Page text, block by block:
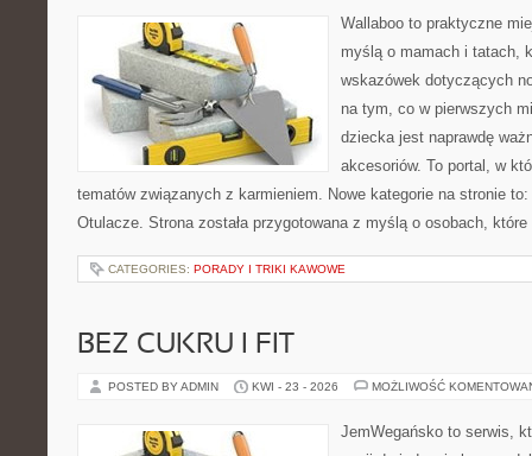
Wallaboo to praktyczne
myślą o mamach i tatach,
wskazówek dotyczących
na tym, co w pierwszych
dziecka jest naprawdę
akcesoriów. To portal, w
tematów związanych z karmieniem. Nowe kategorie na stronie
Otulacze. Strona została przygotowana z myślą o osobach,
CATEGORIES: PORADY I TRIKI KAWOWE
BEZ CUKRU I FIT
POSTED BY ADMIN KWI - 23 - 2026 MOŻLIWOŚĆ
JemWegańsko to serwis,